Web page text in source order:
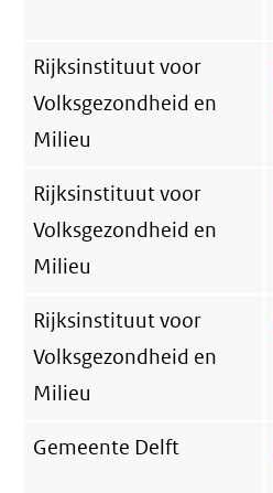
Rijksinstituut voor
Volksgezondheid en
Milieu
Rijksinstituut voor
Volksgezondheid en
Milieu
Rijksinstituut voor
Volksgezondheid en
Milieu
Gemeente Delft